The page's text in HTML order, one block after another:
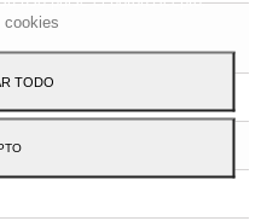
cookies
TODO